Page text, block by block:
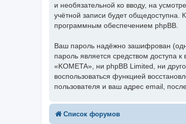
и необязательной ко вводу, на
учётной записи будет общедоступна.
программным обеспечением phpBB.
Ваш пароль надёжно зашифрован
пароль является средством доступа
«KOMETA», ни phpBB Limited, ни
воспользоваться функцией
пользователя и ваш адрес email,
Список форумов